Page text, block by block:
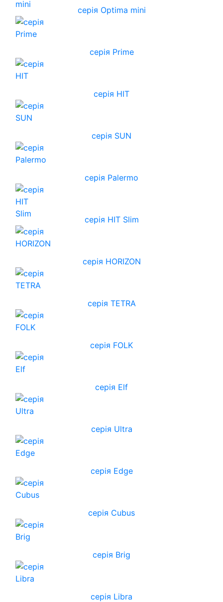
серія Optima mini
серія Prime
серія HIT
серія SUN
серія Palermo
серія HIT Slim
cерія HORIZON
серія TETRA
серія FOLK
серія Elf
серія Ultra
серія Edge
серія Cubus
серія Brig
серія Libra